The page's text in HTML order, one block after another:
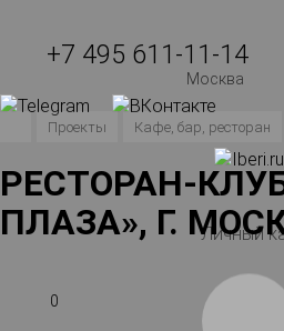
+7 495 611-11-14
Москва
Личный
0
Проекты Кафе, бар, ресторан
РЕСТОРАН-
ПЛАЗА», Г.